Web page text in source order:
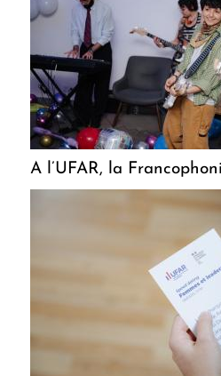
A l’UFAR, la